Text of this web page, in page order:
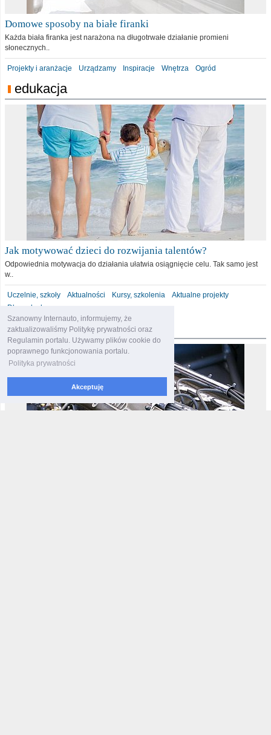
Szanowny Internauto, informujemy, że
zaktualizowaliśmy Politykę prywatności oraz
Regulamin portalu. Używamy plików cookie do
poprawnego funkcjonowania portalu.
Polityka prywatności
Akceptuję
Domowe sposoby na białe firanki
Każda biała firanka jest narażona na długotrwałe działanie promieni
słonecznych..
Projekty i aranżacje Urządzamy Inspiracje Wnętrza Ogród
edukacja
Jak motywować dzieci do rozwijania talentów?
Odpowiednia motywacja do działania ułatwia osiągnięcie celu. Tak samo jest
w..
Uczelnie, szkoły Aktualności Kursy, szkolenia
Aktualne projekty
Dla malucha
motoryzacja